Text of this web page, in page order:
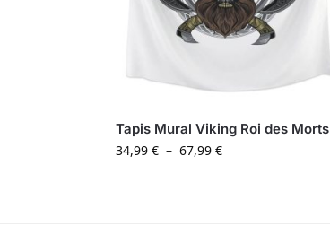
Tapis Mural Viking Roi des Morts
34,99 € – 67,99 €